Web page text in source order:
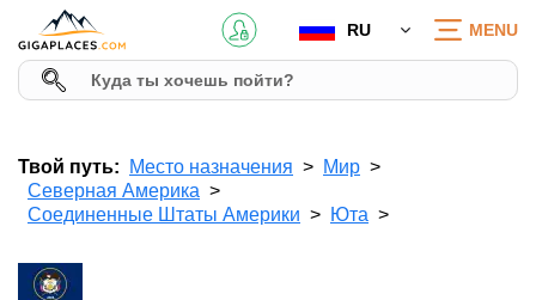
RU MENU
Твой путь: Место назначения
Мир
Северная Америка
Соединенные Штаты Америки
Юта